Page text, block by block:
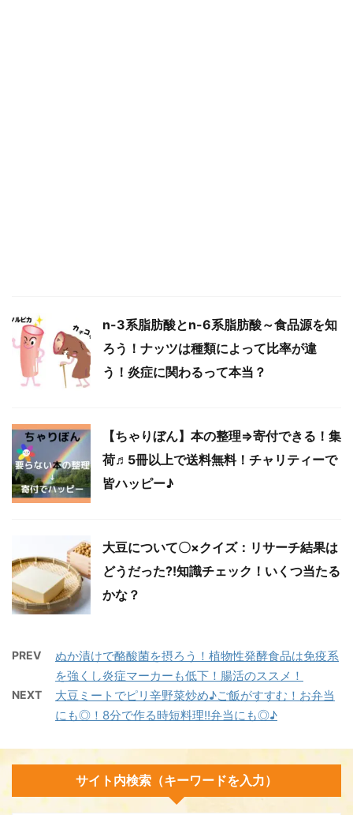
n-3系脂肪酸とn-6系脂肪酸～食品源を知
ろう！ナッツは種類によって比率が違
う！炎症に関わるって本当？
【ちゃりぼん】本の整理⇒寄付できる！集
荷♬5冊以上で送料無料！チャリティーで
皆ハッピー♪
大豆について〇×クイズ：リサーチ結果は
どうだった?!知識チェック！いくつ当たる
かな？
PREV
ぬか漬けで酪酸菌を摂ろう！植物性発酵食品は免疫系
を強くし炎症マーカーも低下！腸活のススメ！
NEXT
大豆ミートでピリ辛野菜炒め♪ご飯がすすむ！お弁当
にも◎！8分で作る時短料理!!弁当にも◎♪
サイト内検索（キーワードを入力）